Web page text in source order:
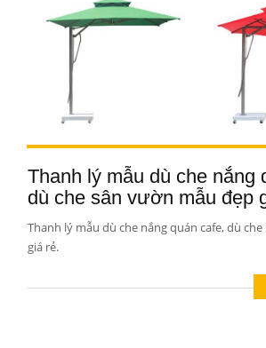
Thanh lý mẫu dù che nắng
dù che sân vườn mẫu đẹp
Thanh lý mẫu dù che nắng quán cafe, dù
giá rẻ.